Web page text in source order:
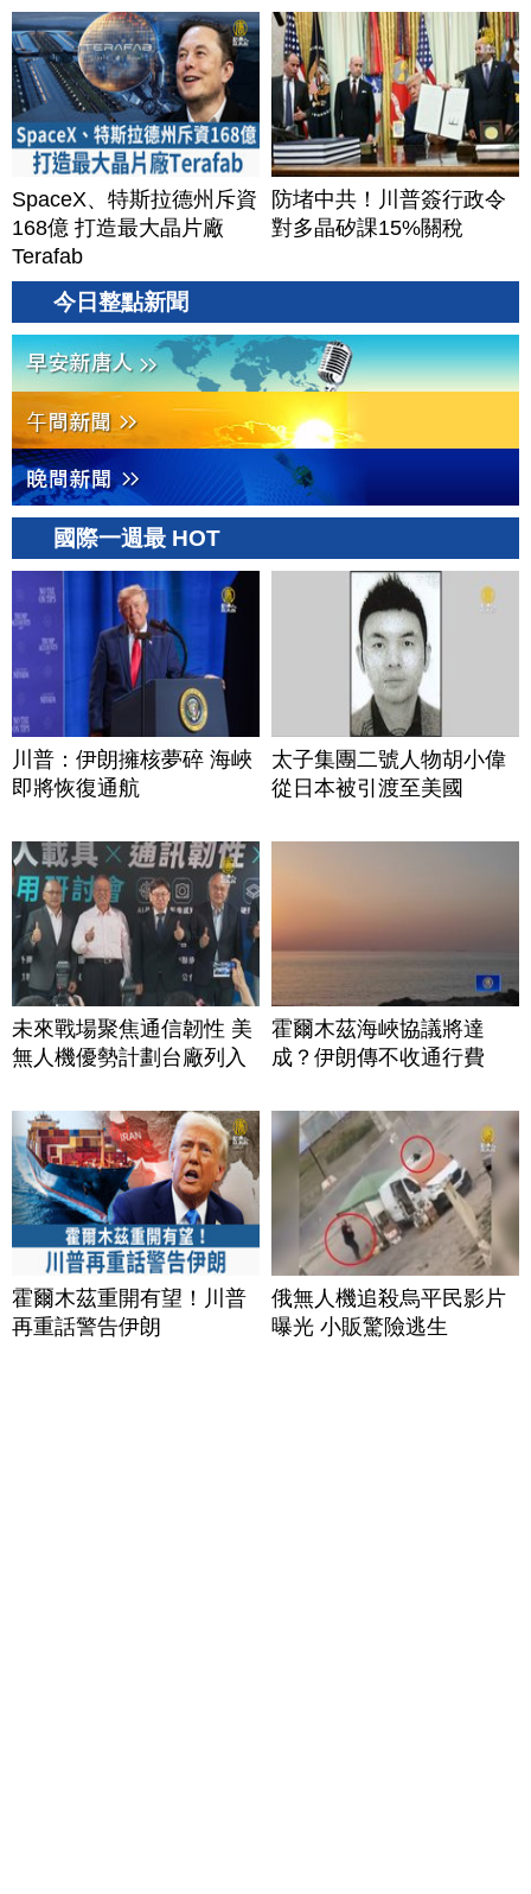
SpaceX、特斯拉德州斥資
168億 打造最大晶片廠
Terafab
防堵中共！川普簽行政令
對多晶矽課15%關稅
今日整點新聞
國際一週最 HOT
川普：伊朗擁核夢碎 海峽
即將恢復通航
太子集團二號人物胡小偉
從日本被引渡至美國
未來戰場聚焦通信韌性 美
無人機優勢計劃台廠列入
霍爾木茲海峽協議將達
成？伊朗傳不收通行費
霍爾木茲重開有望！川普
再重話警告伊朗
俄無人機追殺烏平民影片
曝光 小販驚險逃生